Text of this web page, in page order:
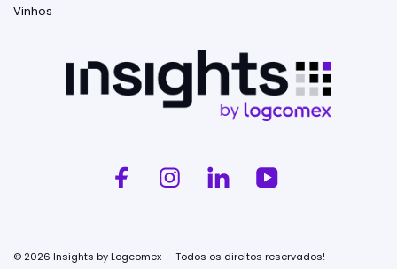
Vinhos
© 2026 Insights by Logcomex — Todos os direitos reservados!